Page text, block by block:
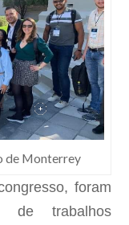
de Monterrey
foram
de trabalhos